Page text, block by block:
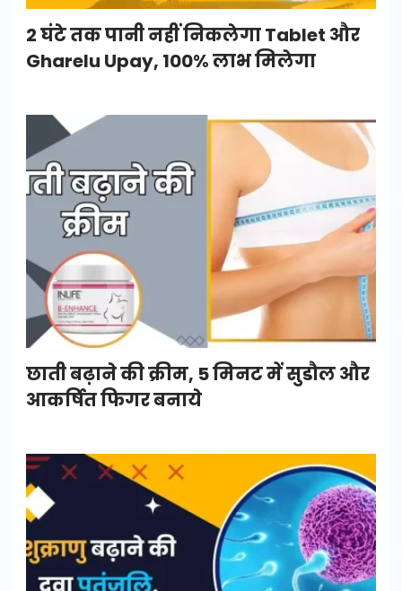
2 घंटे तक पानी नहीं निकलेगा Tablet और
Gharelu Upay, 100% लाभ मिलेगा
छाती बढ़ाने की क्रीम, 5 मिनट में सुडौल और
आकर्षित फिगर बनाये